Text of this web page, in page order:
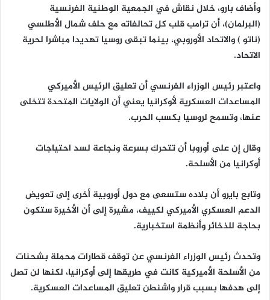
وأضاف بارو، خلال نقاش في الجمعية الوطنية الفرنسية
(البرلمان)، أن ترامب قلب كل تحالفاته مع حلف شمال الأطلسي
(ناتو ) والاتحاد الأوروبي، بينما تبقى روسيا تهديدا مباشرا لحرية
الاتحاد.
واعتبر رئيس الوزراء الفرنسي أن تعليق الرئيس الأميركي
المساعدات العسكرية لأوكرانيا يعني أن الولايات المتحدة تتخلى
عنها، وتسمح لروسيا بكسب الحرب.
وقال إن على أوروبا أن تتحرك بسرعة ونجاعة لسد احتياجات
أوكرانيا من الأسلحة.
وتابع بايرو أن بلاده ستسعى مع دول أوروبية أخرى إلى تعويض
الدعم العسكري الأميركي لكييف، مشيرة إلى أن الأخيرة ستكون
بحاجة للذخائر وأنظمة استخبارية.
وتحدث رئيس الوزراء الفرنسي عن توقف قطارات محملة بشحنات
من الأسلحة الأميركية كانت في طريقها إلى أوكرانيا، لكنها لن تصل
إلى هدفها بسبب قرار واشنطن تعليق المساعدات العسكرية.